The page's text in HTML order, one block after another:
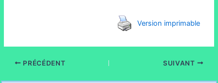
Version imprimable
PRÉCÉDENT SUIVANT